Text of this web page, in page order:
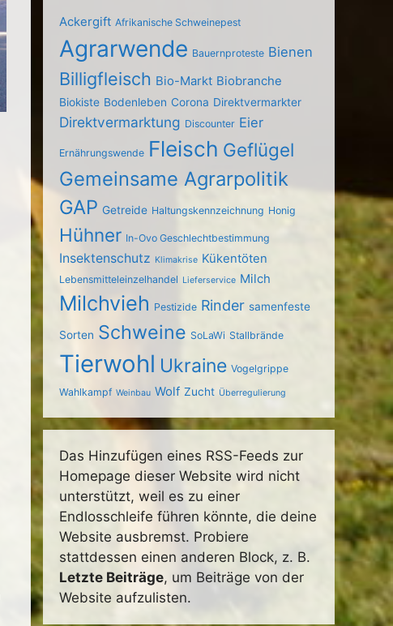
Ackergift Afrikanische Schweinepest
Agrarwende Bauernproteste Bienen
Billigfleisch Bio-Markt Biobranche
Biokiste Bodenleben Corona Direktvermarkter
Direktvermarktung Discounter Eier
Ernährungswende Fleisch Geflügel
Gemeinsame Agrarpolitik
GAP Getreide Haltungskennzeichnung Honig
Hühner In-Ovo Geschlechtbestimmung
Insektenschutz Klimakrise Kükentöten
Lebensmitteleinzelhandel Lieferservice Milch
Milchvieh Pestizide Rinder samenfeste
Sorten Schweine SoLaWi Stallbrände
Tierwohl Ukraine Vogelgrippe
Wahlkampf Weinbau Wolf Zucht Überregulierung
Das Hinzufügen eines RSS-Feeds zur
Homepage dieser Website wird nicht
unterstützt, weil es zu einer
Endlosschleife führen könnte, die deine
Website ausbremst. Probiere
stattdessen einen anderen Block, z. B.
Letzte Beiträge, um Beiträge von der
Website aufzulisten.